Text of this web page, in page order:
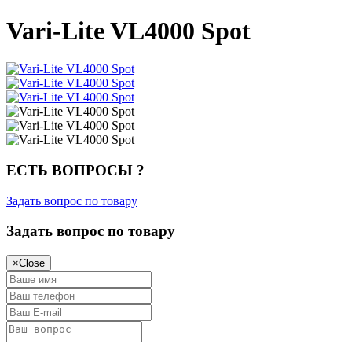
Vari-Lite VL4000 Spot
ЕСТЬ ВОПРОСЫ ?
Задать вопрос по товару
Задать вопрос по товару
×Close